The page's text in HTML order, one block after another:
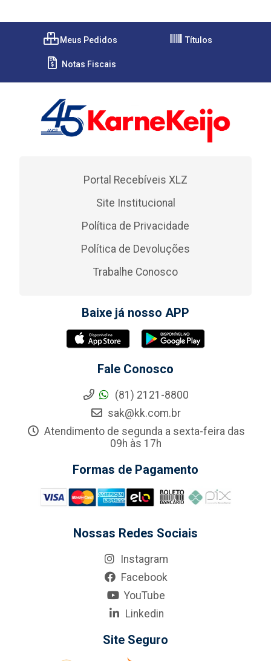
Meus Pedidos Títulos
Notas Fiscais
Portal Recebíveis XLZ
Site Institucional
Política de Privacidade
Política de Devoluções
Trabalhe Conosco
Baixe já nosso APP
Fale Conosco
(81) 2121-8800
sak@kk.com.br
Atendimento de segunda a sexta-feira das
09h às 17h
Formas de Pagamento
Nossas Redes Sociais
Instagram
Facebook
YouTube
Linkedin
Site Seguro